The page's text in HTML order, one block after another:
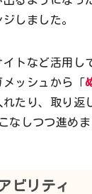
ジしました。
トなど活用し
メッシュから「
たり、取り返
なしつつ進めま
ビリティ